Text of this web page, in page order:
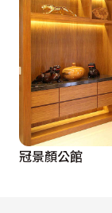
冠景顏公館